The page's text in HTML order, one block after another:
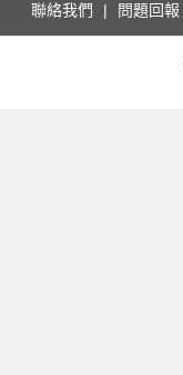
聯絡我們 問題回報